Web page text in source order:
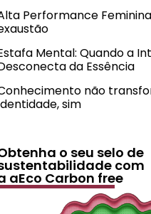
Performance
Mental: Quando a
da Essência
não
sim
o seu selo de
com
aEco Carbon free